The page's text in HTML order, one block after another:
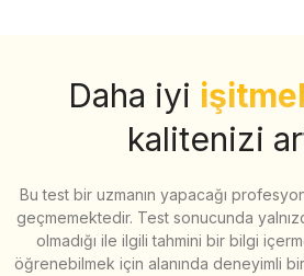
Daha iyi
kalitenizi
Bu test bir uzmanın yapacağı
geçmemektedir. Test sonucunda
olmadığı ile ilgili tahmini bir bilgi
öğrenebilmek için alanında deneyimli